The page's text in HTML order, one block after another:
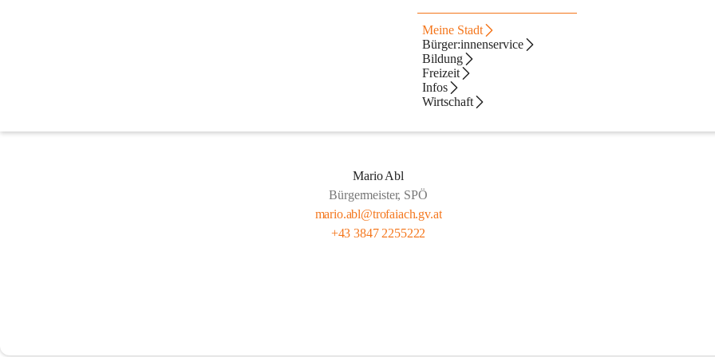
Meine Stadt
Bürger:innenservice
Bildung
Freizeit
Infos
Wirtschaft
Mario Abl
Bürgermeister, SPÖ
mario.abl@trofaiach.gv.at
+43 3847 2255222